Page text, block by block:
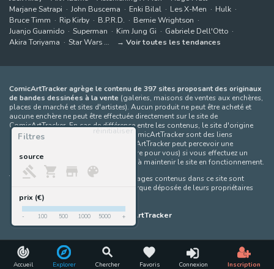
Accueil Explorer Chercher Favoris Connexion Inscription
Filtres
réinitialiser
source
prix (€)
- 100 500 1000 5000 +
Marjane Satrapi
John Buscema Enki Bilal Les X-Men
Hulk
Bruce Timm
Rip Kirby B.P.R.D.
Bernie Wrightson
Juanjo Guarnido
Superman Kim Jung Gi
Gabriele Dell'Otto
Akira Toriyama
Star Wars Voir toutes les tendances
ComicArtTracker agrège le contenu de 397 sites proposant des originaux
de bandes dessinées à la vente (galeries, maisons de ventes aux enchères,
places de marché et sites d'artistes). Aucun produit ne peut être acheté et
aucune enchère ne peut être effectuée directement sur le site de
ComicArtTracker. En cas de différence entre les contenus, le site d'origine
prévaut toujours. Certains liens sur ComicArtTracker sont des liens
d’affiliation, ce qui signifie que ComicArtTracker peut percevoir une
commission (sans coût supplémentaire pour vous) si vous effectuez un
achat via ces liens — ce qui nous aide à maintenir le site en fonctionnement.
Toutes les images et tous les personnages contenus dans ce site sont
protégés par le droit d'auteur et la marque déposée de leurs propriétaires
respectifs.
©ComicArtTracker